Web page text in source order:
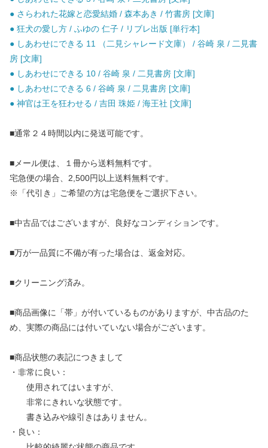
● さらわれた花嫁と恋愛結婚 / 森本あき / 竹書房 [文庫]
● 狂犬の愛し方 / ふゆの 仁子 / リブレ出版 [単行本]
● しあわせにできる 11 （二見シャレード文庫） / 谷崎 泉 / 二見書
房 [文庫]
● しあわせにできる 10 / 谷崎 泉 / 二見書房 [文庫]
● しあわせにできる 6 / 谷崎 泉 / 二見書房 [文庫]
● 神官は王を狂わせる / 吉田 珠姫 / 海王社 [文庫]
■通常２４時間以内に発送可能です。
■メール便は、１冊から送料無料です。
宅急便の場合、2,500円以上送料無料です。
※「代引き」ご希望の方は宅急便をご選択下さい。
■中古品ではございますが、良好なコンディションです。
■万が一品質に不備が有った場合は、返金対応。
■クリーニング済み。
■商品画像に「帯」が付いているものがありますが、中古品のた
め、実際の商品には付いていない場合がございます。
■商品状態の表記につきまして
・非常に良い：
使用されてはいますが、
非常にきれいな状態です。
書き込みや線引きはありません。
・良い：